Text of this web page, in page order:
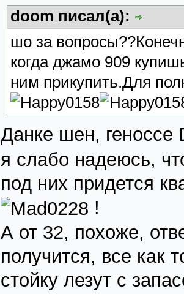
doom писал(а):
шо за
когда джамо 909
ним прикупить.Для
Данке шен, геноссе
я слабо надеюсь,
под них придется
!
А от 32, похоже,
получится, все как
стойку лезут с